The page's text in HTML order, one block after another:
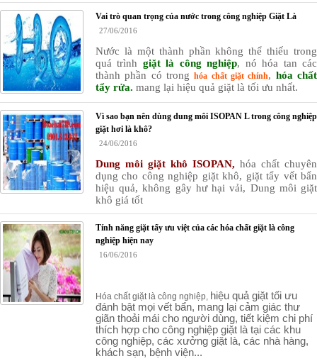
Vai trò quan trọng của nước trong công nghiệp Giặt Là
27/06/2016
Nước là một thành phần không thể thiếu trong
quá trình giặt là công nghiệp, nó hóa tan các
thành phần có tronghóa chất giặt chính, hóa chất
tẩy rửa. mang lại hiệu quả giặt là tối ưu nhất.
Vì sao bạn nên dùng dung môi ISOPAN L trong công nghiệp
giặt hơi là khô?
24/06/2016
Dung môi giặt khô ISOPAN, hóa chất chuyên
dụng cho công nghiệp giặt khô, giặt tẩy vết bẩn
hiệu quả, không gây hư hại vải, Dung môi giặt
khô giá tốt
Tính năng giặt tẩy ưu việt của các hóa chất giặt là công
nghiệp hiện nay
16/06/2016
Hóa chất giặt là công nghiệp, hiệu quả giặt tối ưu
đánh bật mọi vết bẩn, mang lại cảm giác thư
giãn thoải mái cho người dùng, tiết kiệm chi phí
thích hợp cho công nghiệp giặt là tại các khu
công nghiệp, các xưởng giặt là, các nhà hàng,
khách sạn, bệnh viện...